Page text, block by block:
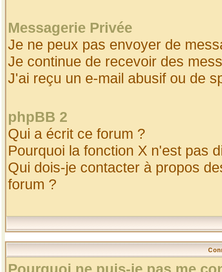
Messagerie Privée
Je ne peux pas envoyer de
Je continue de recevoir des
J'ai reçu un e-mail abusif ou de
phpBB 2
Qui a écrit ce forum ?
Pourquoi la fonction X n'est pas
Qui dois-je contacter à propos
forum ?